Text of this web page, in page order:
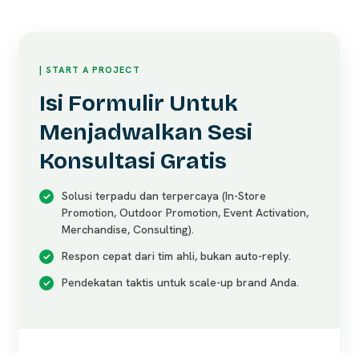
| START A PROJECT
Isi Formulir Untuk
Menjadwalkan Sesi
Konsultasi Gratis
Solusi terpadu dan terpercaya (In-Store
Promotion, Outdoor Promotion, Event Activation,
Merchandise, Consulting).
Respon cepat dari tim ahli, bukan auto-reply.
Pendekatan taktis untuk scale-up brand Anda.